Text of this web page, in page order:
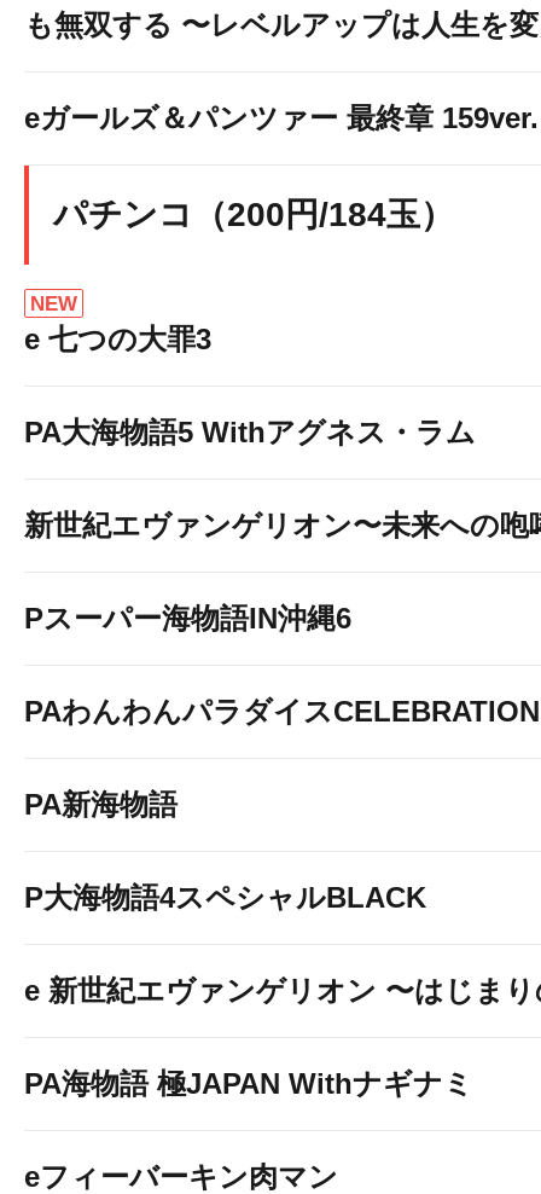
も無双する 〜レベルアップは人生を
eガールズ＆パンツァー 最終章 159ver.
パチンコ（200円/184玉）
NEW
e 七つの大罪3
PA大海物語5 Withアグネス・ラム
新世紀エヴァンゲリオン〜未来への咆
Pスーパー海物語IN沖縄6
PAわんわんパラダイスCELEBRATION
PA新海物語
P大海物語4スペシャルBLACK
e 新世紀エヴァンゲリオン 〜はじま
PA海物語 極JAPAN Withナギナミ
eフィーバーキン肉マン